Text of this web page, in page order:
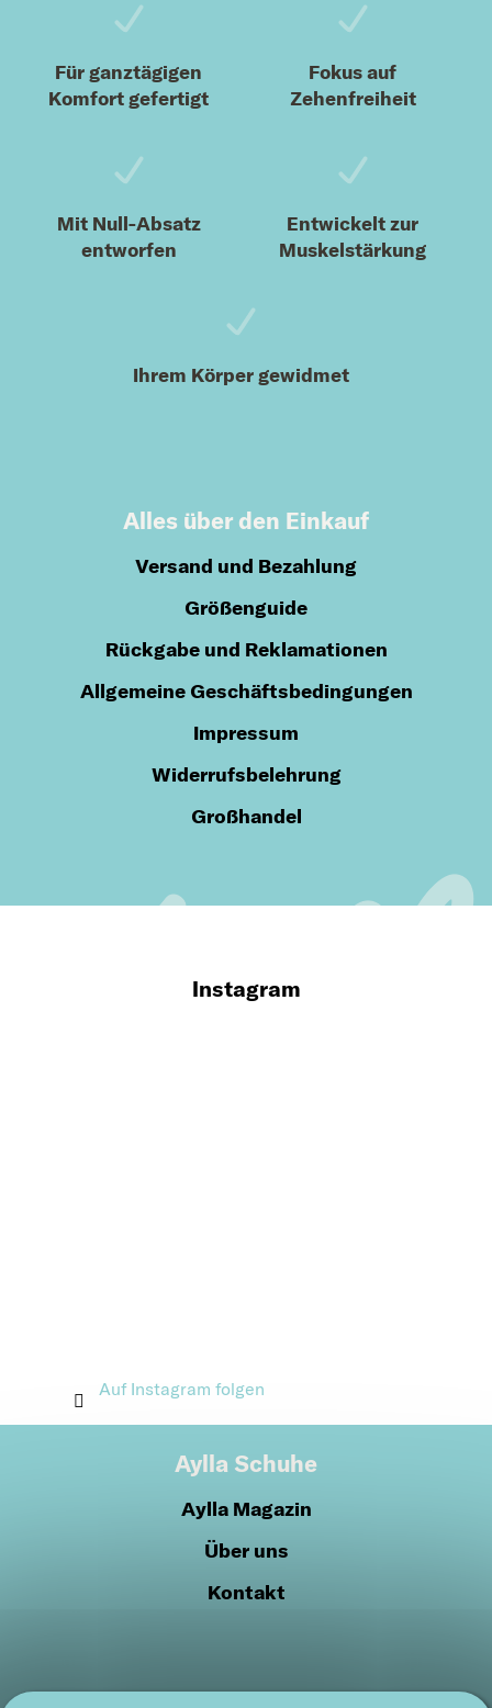
Für ganztägigen
Komfort gefertigt
Fokus auf
Zehenfreiheit
Mit Null-Absatz
entworfen
Entwickelt zur
Muskelstärkung
Ihrem Körper gewidmet
Alles über den Einkauf
Versand und Bezahlung
Größenguide
Rückgabe und Reklamationen
Allgemeine Geschäftsbedingungen
Impressum
Widerrufsbelehrung
Großhandel
Instagram
Auf Instagram folgen
Aylla Schuhe
Aylla Magazin
Über uns
Kontakt